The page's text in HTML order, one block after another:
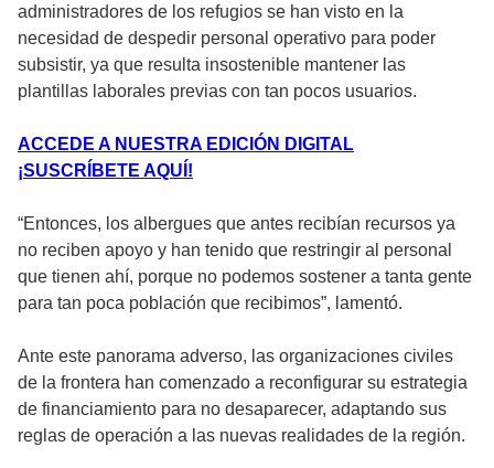
administradores de los refugios se han visto en la
necesidad de despedir personal operativo para poder
subsistir, ya que resulta insostenible mantener las
plantillas laborales previas con tan pocos usuarios.
ACCEDE A NUESTRA EDICIÓN DIGITAL
¡SUSCRÍBETE AQUÍ!
“Entonces, los albergues que antes recibían recursos ya
no reciben apoyo y han tenido que restringir al personal
que tienen ahí, porque no podemos sostener a tanta gente
para tan poca población que recibimos”, lamentó.
Ante este panorama adverso, las organizaciones civiles
de la frontera han comenzado a reconfigurar su estrategia
de financiamiento para no desaparecer, adaptando sus
reglas de operación a las nuevas realidades de la región.